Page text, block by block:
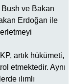
Bush ve Bakan
Erdoğan ile
artık hükümeti,
etmektedir. Aynı
ılımlı